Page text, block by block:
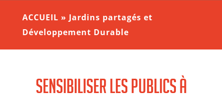
ACCUEIL » Jardins partagés et
Développement Durable
Sensibiliser les publics à